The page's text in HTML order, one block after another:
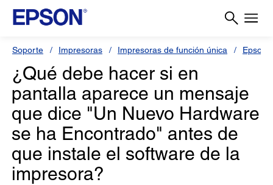
Soporte Impresoras Impresoras de función única Epson
¿Qué debe hacer si en
pantalla aparece un mensaje
que dice "Un Nuevo Hardware
se ha Encontrado" antes de
que instale el software de la
impresora?